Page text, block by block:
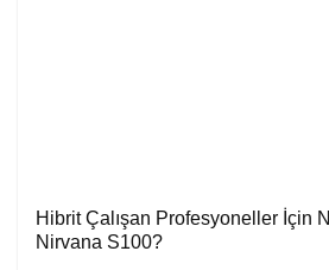
Hibrit Çalışan Profesyoneller İçin
Nirvana S100?